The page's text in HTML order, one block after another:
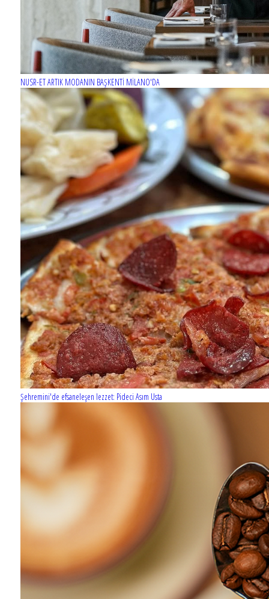
NUSR-ET ARTIK MODANIN BAŞKENTİ MİLANO'DA
Şehremini'de efsaneleşen lezzet: Pideci Asım Usta